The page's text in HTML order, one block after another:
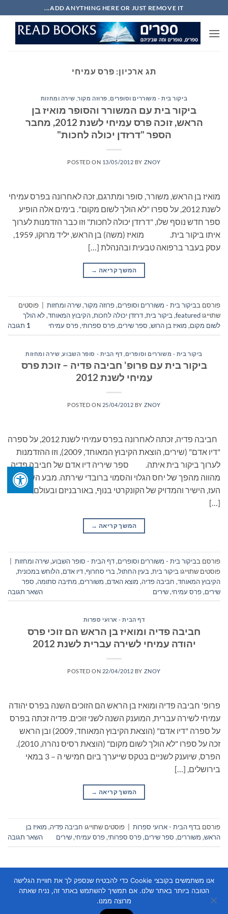
to
content
ADD ANYTHING HERE OR JUST REMOVE IT...
תג ארכיון: פרס עמיחי
ביקור בית - משוררים וסופרים פרוזה מקור, שירה ומחזות
ביקור בית עם המשורר והסופר מואיז בן
הראש, זוכה פרס עמיחי לשנת 2012, מחבר
הספר "דרזדן יכולה לחכות"
POSTED ON 13/05/2012 BY ZNOY
מואיז בן הראש, משורר, סופר ומתרגם, זכה לאחרונה בפרס עמיחי
לשנת 2012, על ספרו "לא הולך לשום מקום". בימים אלה הופיע
ספר חדש נוסף שלו, "דרזדן יכולה לחכות" וזו כבר הזדמנות לערוך
עסק בעבר ברפואה טבעית ובהנהלת […]
המשך קריאה →
פורסם בביקור בית - משוררים וסופרים,פרוזה מקור,שירה ומחזות
פוסטים
שתוייגו featured
, ביקור בית,דרזדן יכולה לחכות,הקיבוץ המאוחד,לא הולך
לשום מקום, מואיז בן הרוש, ספר שירים,פרס ספרותי,פרס עמיחי 1 תגובה
ביקור בית - משוררים וסופרים דף הבית - סופר השבוע, שירה ומחזות
ביקור בית עם פרופ' חביבה פדיה – זוכת פרס
עמיחי לשנת 2012
POSTED ON 25/04/2012 BY ZNOY
חביבה פדיה, זכתה לאחרונה בפרס עמיחי לשנת 2012, על ספרה
"דיו אדם" (שירים, הוצאת הקיבוץ המאוחד, 2009), וזו ההזדמנות
לערוך ביקור בית איתה. ספר שיריה דיו אדם של חביבה פדיה
מהווה מהפך של יחס הגלוי והסמוי ברובדי שירתה. מבע השירים
העז, הישיר והמדויק של הקונקרטי בנוף, באורבניזם ובעולם, מפנה
[…]
המשך קריאה →
פורסם בביקור בית - משוררים וסופרים,דף הבית - סופר השבוע,שירה ומחזות
פוסטים שתוייגו ביקור בית, בעין החתול, ברי סחרוף,דיו אדם,הלוחש במכונית,
הקיבוץ המאוחד, חביבה פדיה, מוצא האדם, משוררים, מתיבה סתומה, ספר
שירים,פרס עמיחי,שירים השאר תגובה
דף הבית - ארועי ספרות
חביבה פדיה ומואיז בן הראש הם זוכי פרס
יהודה עמיחי לשירה עברית לשנת 2012
POSTED ON 22/04/2012 BY ZNOY
פרופ' חביבה פדיה ומואיז בן הראש הם הזוכים השנה בפרס יהודה
עמיחי לשירה עברית, המוענק השנה לשני זוכים. פדיה זכתה בפרס
על ספרה "דיו אדם" (הוצאת הקיבוץ המאוחד, 2009) ובן הראש
זכה על ספרו "לא הולך לשום מקום" (הוצאת רסיס נהרה, 2010).
הפרס, שיוענק לשניים בטקס שייערך ביום חמישי ה – 3 במאי
בירושלים, […]
המשך קריאה →
פורסם בדף הבית - ארועי ספרות פוסטים שתוייגו חביבה פדיה, מואיז בן
הראש, משוררים, ספר שירים,פרס ספרותי,פרס עמיחי,שירים השאר תגובה
אנו משתמשים בקובצי Cookie כדי להבטיח שנספק לך את חוויית הגלישה
הטובה ביותר באתר שלנו. אם תמשיך להשתמש באתר זה, נניח שאתה
מרוצה ממנו.